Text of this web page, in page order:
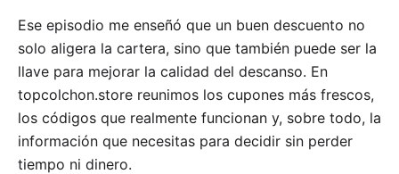
Ese episodio me enseñó que un buen descuento no
solo aligera la cartera, sino que también puede ser la
llave para mejorar la calidad del descanso. En
topcolchon.store reunimos los cupones más frescos,
los códigos que realmente funcionan y, sobre todo, la
información que necesitas para decidir sin perder
tiempo ni dinero.